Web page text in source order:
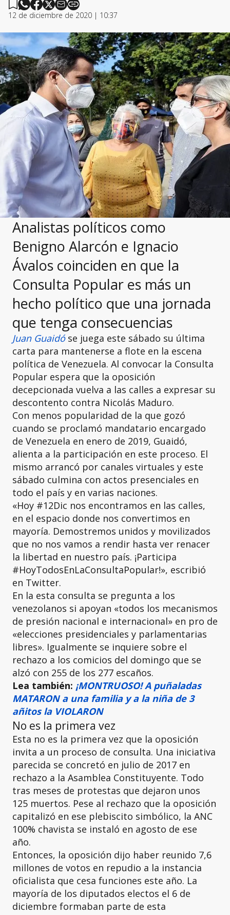
12 de diciembre de 2020 | 10:37
Analistas políticos como
Benigno Alarcón e Ignacio
Ávalos coinciden en que la
Consulta Popular es más un
hecho político que una jornada
que tenga consecuencias
Juan Guaidó se juega este sábado su última
carta para mantenerse a flote en la escena
política de Venezuela. Al convocar la Consulta
Popular espera que la oposición
decepcionada vuelva a las calles a expresar su
descontento contra Nicolás Maduro.
Con menos popularidad de la que gozó
cuando se proclamó mandatario encargado
de Venezuela en enero de 2019, Guaidó,
alienta a la participación en este proceso. El
mismo arrancó por canales virtuales y este
sábado culmina con actos presenciales en
todo el país y en varias naciones.
«Hoy #12Dic nos encontramos en las calles,
en el espacio donde nos convertimos en
mayoría. Demostremos unidos y movilizados
que no nos vamos a rendir hasta ver renacer
la libertad en nuestro país. ¡Participa
#HoyTodosEnLaConsultaPopular!», escribió
en Twitter.
En la esta consulta se pregunta a los
venezolanos si apoyan «todos los mecanismos
de presión nacional e internacional» en pro de
«elecciones presidenciales y parlamentarias
libres». Igualmente se inquiere sobre el
rechazo a los comicios del domingo que se
alzó con 255 de los 277 escaños.
Lea también: ¡MONTRUOSO! A puñaladas
MATARON a una familia y a la niña de 3
añitos la VIOLARON
No es la primera vez
Esta no es la primera vez que la oposición
invita a un proceso de consulta. Una iniciativa
parecida se concretó en julio de 2017 en
rechazo a la Asamblea Constituyente. Todo
tras meses de protestas que dejaron unos
125 muertos. Pese al rechazo que la oposición
capitalizó en ese plebiscito simbólico, la ANC
100% chavista se instaló en agosto de ese
año.
Entonces, la oposición dijo haber reunido 7,6
millones de votos en repudio a la instancia
oficialista que cesa funciones este año. La
mayoría de los diputados electos el 6 de
diciembre formaban parte de esta